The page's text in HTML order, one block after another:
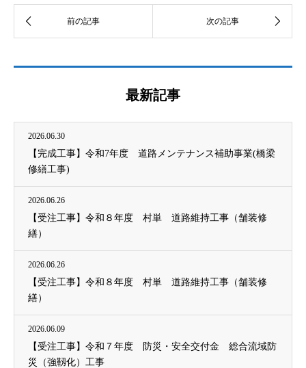
最新記事
2026.06.30
【完成工事】令和7年度 道路メンテナンス補助事業(橋梁
修繕工事)
2026.06.26
【受注工事】令和８年度 村単 道路維持工事（舗装修
繕）
2026.06.26
【受注工事】令和８年度 村単 道路維持工事（舗装修
繕）
2026.06.09
【受注工事】令和７年度 防災・安全交付金 総合流域防
災（強靱化）工事